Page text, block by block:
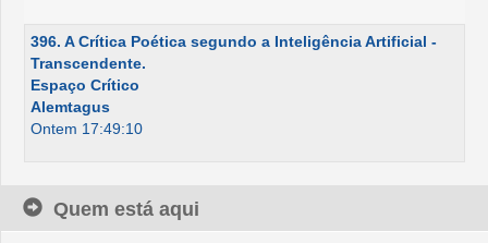
396. A Crítica Poética segundo a Inteligência Artificial -
Transcendente.
Espaço Crítico
Alemtagus
Ontem 17:49:10
Quem está aqui